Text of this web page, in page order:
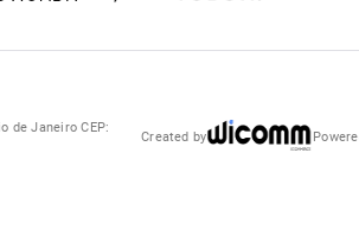
de Janeiro CEP:
Created by